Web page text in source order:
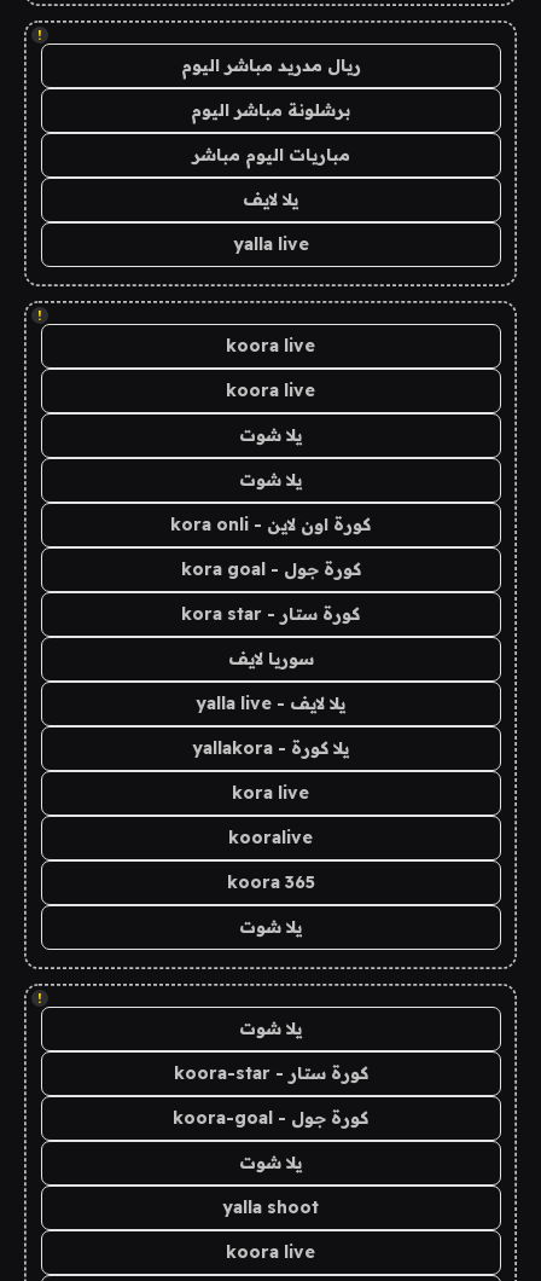
!
ريال مدريد مباشر اليوم
برشلونة مباشر اليوم
مباريات اليوم مباشر
يلا لايف
yalla live
!
koora live
koora live
يلا شوت
يلا شوت
كورة اون لاين - kora onli
كورة جول - kora goal
كورة ستار - kora star
سوريا لايف
يلا لايف - yalla live
يلا كورة - yallakora
kora live
kooralive
koora 365
يلا شوت
!
يلا شوت
كورة ستار - koora-star
كورة جول - koora-goal
يلا شوت
yalla shoot
koora live